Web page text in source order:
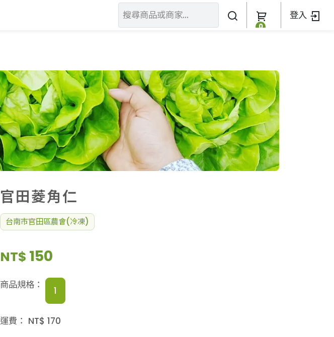
0
登入
加入我們
官田菱角仁
台南市官田區農會(冷凍)
NT$ 150
商品規格： 1
運費： NT$ 170